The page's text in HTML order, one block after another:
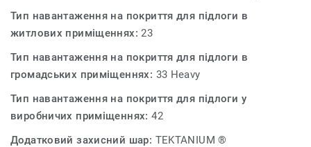
Тип навантаження на покриття для підлоги в
житлових приміщеннях:23
Тип навантаження на покриття для підлоги в
громадських приміщеннях: 33 Heavy
Тип навантаження на покриття для підлоги у
виробничих приміщеннях:42
Додатковий захисний шар: TEKTANIUM ®